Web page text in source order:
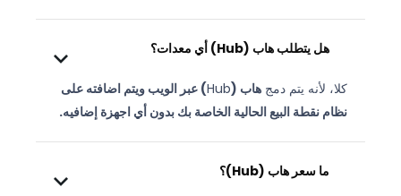
هل يتطلب هاب (Hub) أي معدات؟
كلا، لأنه يتم دمج هاب (Hub) عبر الويب ويتم اضافته على
نظام نقطة البيع الحالية الخاصة بك بدون أي اجهزة إضافيه.
ما سعر هاب (Hub)؟